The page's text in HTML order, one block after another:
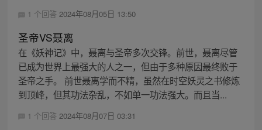
1 个回答 2024年08月05日 13:50
圣帝VS聂离
在《妖神记》中，聂离与圣帝多次交锋。前世，聂离尽管
已成为世界上最强大的人之一，但由于多种原因最终败于
圣帝之手。 前世聂离学而不精，虽然在时空妖灵之书修炼
到顶峰，但其功法杂乱，不如单一功法强大。而且当...
1 个回答 2024年08月07日 03:31